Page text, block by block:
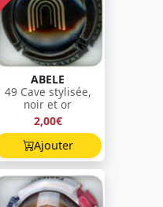
ABELE
49 Cave stylisée,
noir et or
2,00€
Ajouter